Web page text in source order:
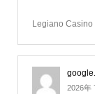
Legiano
2026年